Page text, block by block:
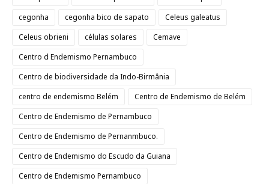
cegonha
cegonha bico de sapato
Celeus galeatus
Celeus obrieni
células solares
Cemave
Centro d Endemismo Pernambuco
Centro de biodiversidade da Indo-Birmânia
centro de endemismo Belém
Centro de Endemismo de Belém
Centro de Endemismo de Pernambuco
Centro de Endemismo de Pernanmbuco.
Centro de Endemismo do Escudo da Guiana
Centro de Endemismo Pernambuco